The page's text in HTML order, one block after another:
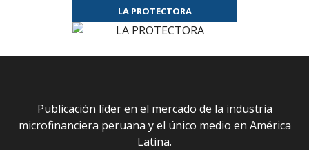
LA PROTECTORA
Publicación líder en el mercado de la industria
microfinanciera peruana y el único medio en América
Latina.